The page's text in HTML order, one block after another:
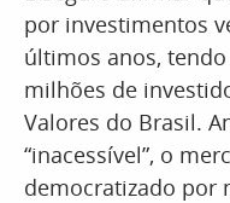
por investimentos
últimos anos,
milhões de
Valores do Brasil.
“inacessível”, o
democratizado por